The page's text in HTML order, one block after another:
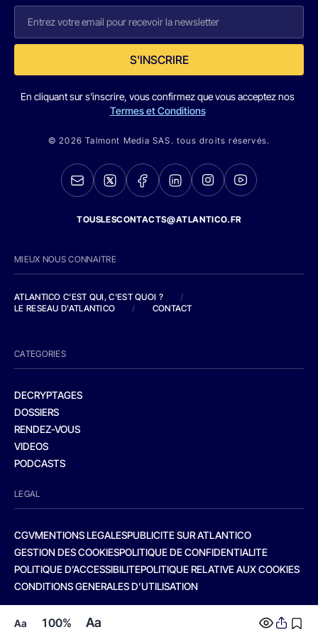
Aa 100% Aa
S'INSCRIRE
En cliquant sur s'inscrire, vous confirmez que vous acceptez nos
Termes et Conditions
© 2026 Talmont Media SAS. tous droits réservés.
TOUSLESCONTACTS@ATLANTICO.FR
MIEUX NOUS CONNAITRE
ATLANTICO C'EST QUI, C'EST QUOI ?
/
LE RESEAU D'ATLANTICO
/ CONTACT
CATEGORIES
DECRYPTAGES
DOSSIERS
RENDEZ-VOUS
VIDEOS
PODCASTS
LEGAL
CGVMENTIONS LEGALESPUBLICITE SUR ATLANTICO
GESTION DES COOKIESPOLITIQUE DE CONFIDENTIALITE
POLITIQUE D’ACCESSIBILITEPOLITIQUE RELATIVE AUX COOKIES
CONDITIONS GENERALES D’UTILISATION